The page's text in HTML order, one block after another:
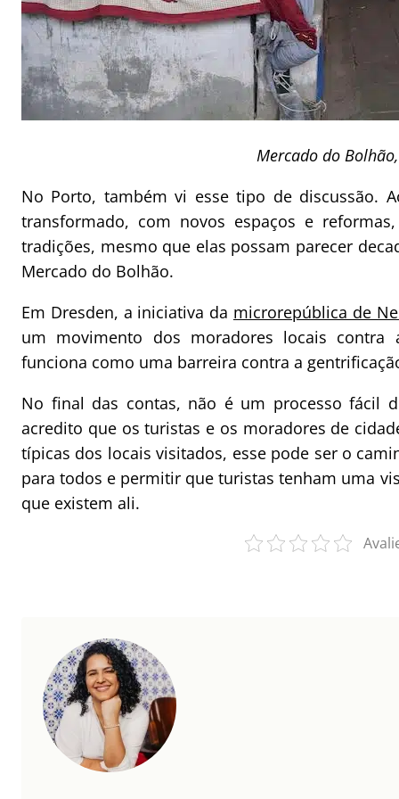
Mercado do
No Porto, também vi esse tipo de discussão.
transformado, com novos espaços e
tradições, mesmo que elas possam parecer
Mercado do Bolhão.
Em Dresden, a iniciativa da microrepública de
um movimento dos moradores locais
funciona como uma barreira contra a
No final das contas, não é um processo fácil
acredito que os turistas e os moradores de
típicas dos locais visitados, esse pode ser o
para todos e permitir que turistas tenham uma
que existem ali.